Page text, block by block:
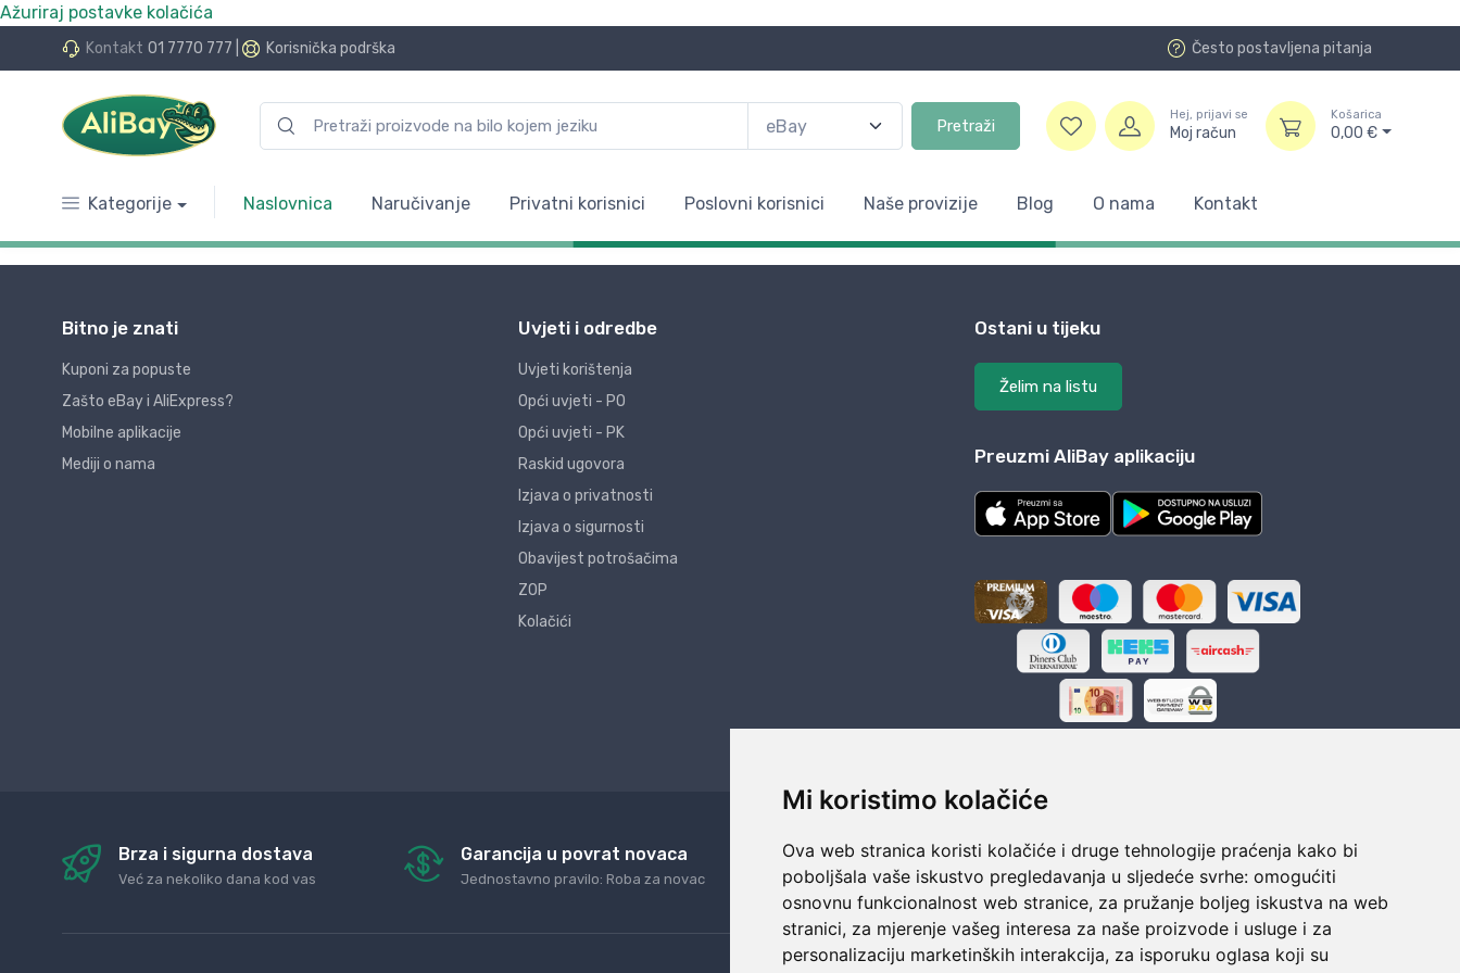
Mi koristimo kolačiće
Ova web stranica koristi kolačiće i druge tehnologije praćenja kako bi
poboljšala vaše iskustvo pregledavanja u sljedeće svrhe: omogućiti
osnovnu funkcionalnost web stranice, za pružanje boljeg iskustva na web
stranici, za mjerenje vašeg interesa za naše proizvode i usluge i za
personalizaciju marketinških interakcija, za isporuku oglasa koji su
Ažuriraj postavke kolačića
Kontakt 01 7770 777 Korisnička podrška Često postavljena pitanja
Pretraži
Hej, prijavi se
Moj račun
Košarica
0,00 €
Kategorije Naslovnica Naručivanje Privatni korisnici Poslovni korisnici Naše provizije Blog O nama Kontakt
Bitno je znati
Kuponi za popuste
Zašto eBay i AliExpress?
Mobilne aplikacije
Mediji o nama
Uvjeti i odredbe
Uvjeti korištenja
Opći uvjeti - PO
Opći uvjeti - PK
Raskid ugovora
Izjava o privatnosti
Izjava o sigurnosti
Obavijest potrošačima
ZOP
Kolačići
Ostani u tijeku
Želim na listu
Preuzmi AliBay aplikaciju
Brza i sigurna dostava
Već za nekoliko dana kod vas
Garancija u povrat novaca
Jednostavno pravilo: Roba za novac
24/7 odlična podrška
Naši agenti uvijek na raspolaganju
Sigurno obročno plaćanje
Do 24 rata bez kamata